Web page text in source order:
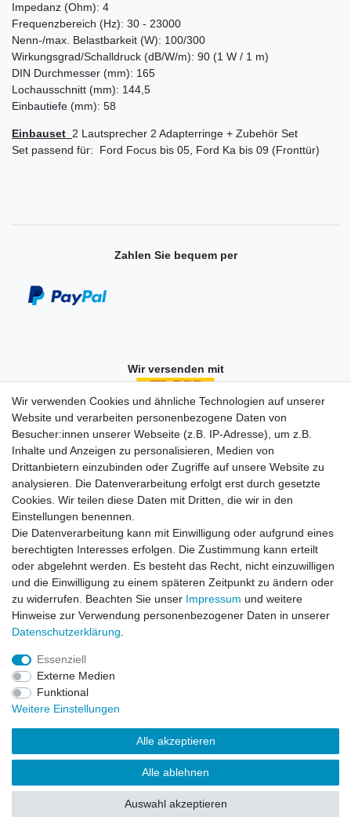
Impedanz (Ohm): 4
Frequenzbereich (Hz): 30 - 23000
Nenn-/max. Belastbarkeit (W): 100/300
Wirkungsgrad/Schalldruck (dB/W/m): 90 (1 W / 1 m)
DIN Durchmesser (mm): 165
Lochausschnitt (mm): 144,5
Einbautiefe (mm): 58
Einbauset 2 Lautsprecher 2 Adapterringe + Zubehör Set
Set passend für: Ford Focus bis 05, Ford Ka bis 09 (Fronttür)
Zahlen Sie bequem per
Wir versenden mit
Einkaufen
Zahlungsarten
Versandarten & -kosten
Widerrufsrecht
Warenkorb
Zur Kasse
Vertrag widerrufen
Mein Konto
Registrieren
Unternehmen
Kontakt
AGB
Wir verwenden Cookies und ähnliche Technologien auf unserer
Website und verarbeiten personenbezogene Daten von
Besucher:innen unserer Webseite (z.B. IP-Adresse), um z.B.
Inhalte und Anzeigen zu personalisieren, Medien von
Drittanbietern einzubinden oder Zugriffe auf unsere Website zu
analysieren. Die Datenverarbeitung erfolgt erst durch gesetzte
Cookies. Wir teilen diese Daten mit Dritten, die wir in den
Einstellungen benennen.
Die Datenverarbeitung kann mit Einwilligung oder aufgrund eines
berechtigten Interesses erfolgen. Die Zustimmung kann erteilt
oder abgelehnt werden. Es besteht das Recht, nicht einzuwilligen
und die Einwilligung zu einem späteren Zeitpunkt zu ändern oder
zu widerrufen. Beachten Sie unser Impressum und weitere
Hinweise zur Verwendung personenbezogener Daten in unserer
Daten­schutz­erklärung
Essenziell
Externe Medien
Funktional
Weitere Einstellungen
Alle akzeptieren
Alle ablehnen
Auswahl akzeptieren